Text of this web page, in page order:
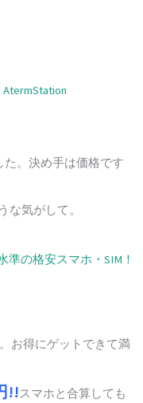
た。決め手は価格です
な気がして。
準の格安スマホ・SIM！
お得にゲットできて満
!!スマホと合算しても